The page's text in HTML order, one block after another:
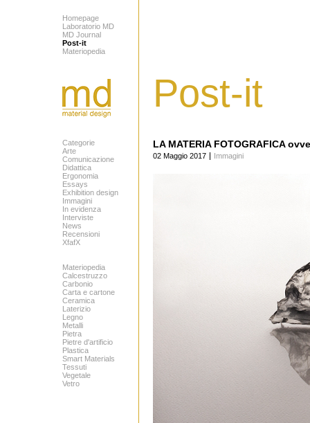
Homepage
Laboratorio MD
MD Journal
Post-it
Materiopedia
Post-it
Categorie
Arte
Comunicazione
Didattica
Ergonomia
Essays
Exhibition design
Immagini
In evidenza
Interviste
News
Recensioni
XfafX
Materiopedia
Calcestruzzo
Carbonio
Carta e cartone
Ceramica
Laterizio
Legno
Metalli
Pietra
Pietre d'artificio
Plastica
Smart Materials
Tessuti
Vegetale
Vetro
LA MATERIA FOTOGRAFICA
02 Maggio 2017 Immagini